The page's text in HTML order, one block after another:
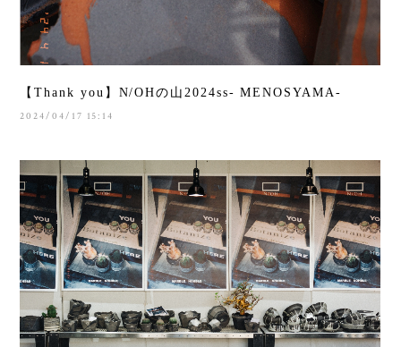
【Thank you】N/OHの山2024ss- MENOSYAMA-
2024/04/17 15:14